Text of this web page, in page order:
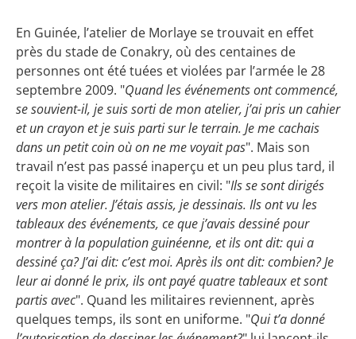
En Guinée, l’atelier de Morlaye se trouvait en effet
près du stade de Conakry, où des centaines de
personnes ont été tuées et violées par l’armée le 28
septembre 2009. "Quand les événements ont commencé,
se souvient-il, je suis sorti de mon atelier, j’ai pris un cahier
et un crayon et je suis parti sur le terrain. Je me cachais
dans un petit coin où on ne me voyait pas". Mais son
travail n’est pas passé inaperçu et un peu plus tard, il
reçoit la visite de militaires en civil: "Ils se sont dirigés
vers mon atelier. J’étais assis, je dessinais. Ils ont vu les
tableaux des événements, ce que j’avais dessiné pour
montrer à la population guinéenne, et ils ont dit: qui a
dessiné ça? J’ai dit: c’est moi. Après ils ont dit: combien? Je
leur ai donné le prix, ils ont payé quatre tableaux et sont
partis avec". Quand les militaires reviennent, après
quelques temps, ils sont en uniforme. "Qui t’a donné